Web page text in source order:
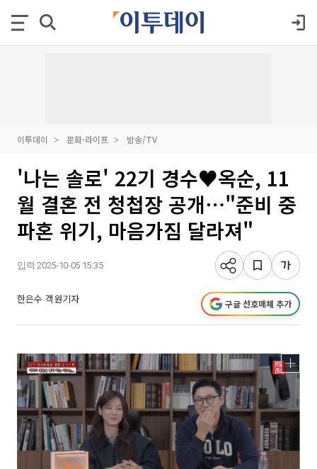
이투데이 문화·라이프 방송/TV
'나는 솔로' 22기 경수♥옥순, 11
월 결혼 전 청첩장 공개⋯"준비 중
파혼 위기, 마음가짐 달라져"
입력 2025-10-05 15:35
한은수 객원기자 구글 선호매체 추가